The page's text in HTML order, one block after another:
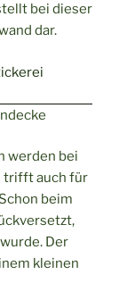
bei dieser
dar.
werden bei
trifft auch für
beim
Der
kleinen